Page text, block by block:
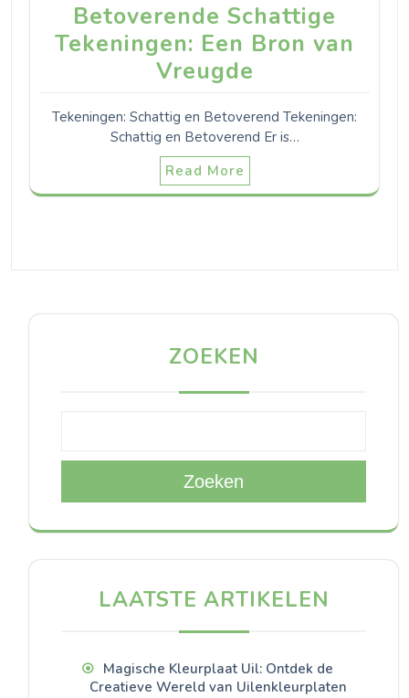
Betoverende Schattige
Tekeningen: Een Bron van
Vreugde
Tekeningen: Schattig en Betoverend Tekeningen:
Schattig en Betoverend Er is…
Read More
ZOEKEN
Zoeken
LAATSTE ARTIKELEN
Magische Kleurplaat Uil: Ontdek de
Creatieve Wereld van Uilenkleurplaten